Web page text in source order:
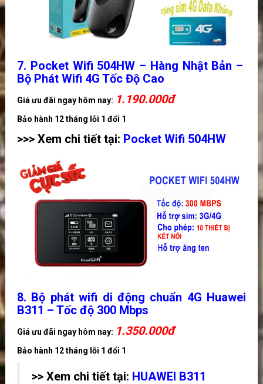
7. Pocket Wifi 504HW – Hàng Nhật Bản –
Bộ Phát Wifi 4G Tốc Độ Cao
Giá ưu đãi ngay hôm nay: 1.190.000đ
Bảo hành 12 tháng lỗi 1 đổi 1
>>> Xem chi tiết tại: Pocket Wifi 504HW
8. Bộ phát wifi di động chuẩn 4G Huawei
B311 – Tốc độ 300 Mbps
Giá ưu đãi ngay hôm nay: 1.350.000đ
Bảo hành 12 tháng lỗi 1 đổi 1
>> Xem chi tiết tại: HUAWEI B311